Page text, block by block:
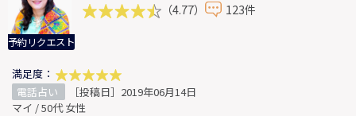
予約リクエスト
（4.77） 123件
満足度：
電話占い
［投稿日］2019年06月14日
マイ / 50代 女性